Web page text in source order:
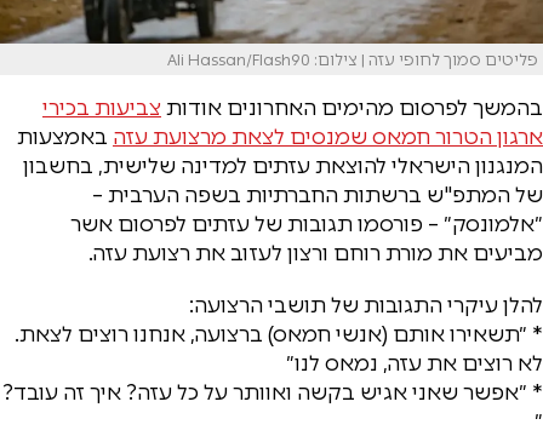
פליטים סמוך לחופי עזה | צילום: Ali Hassan/Flash90
בהמשך לפרסום מהימים האחרונים אודות צביעות בכירי
ארגון הטרור חמאס שמנסים לצאת מרצועת עזה באמצעות
המנגנון הישראלי להוצאת עזתים למדינה שלישית, בחשבון
של המתפ"ש ברשתות החברתיות בשפה הערבית –
״אלמונסק״ – פורסמו תגובות של עזתים לפרסום אשר
מביעים את מורת רוחם ורצון לעזוב את רצועת עזה.
להלן עיקרי התגובות של תושבי הרצועה:
* ״תשאירו אותם (אנשי חמאס) ברצועה, אנחנו רוצים לצאת.
לא רוצים את עזה, נמאס לנו״
* ״אפשר שאני אגיש בקשה ואוותר על כל עזה? איך זה עובד?
״